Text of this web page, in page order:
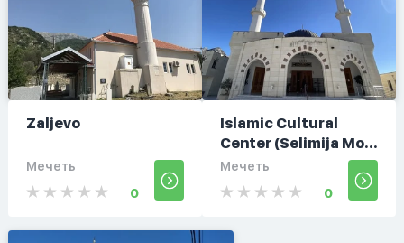
Zaljevo
Мечеть
0
Islamic Cultural
Center (Selimija Mo...
Мечеть
0